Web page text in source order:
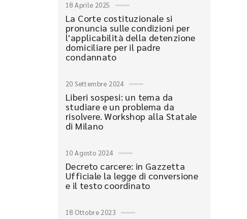
18 Aprile 2025
La Corte costituzionale si
pronuncia sulle condizioni per
l'applicabilità della detenzione
domiciliare per il padre
condannato
20 Settembre 2024
Liberi sospesi: un tema da
studiare e un problema da
risolvere. Workshop alla Statale
di Milano
10 Agosto 2024
Decreto carcere: in Gazzetta
Ufficiale la legge di conversione
e il testo coordinato
18 Ottobre 2023